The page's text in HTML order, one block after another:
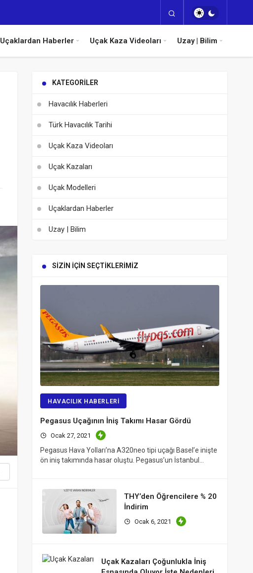
Uçaklardan Haberler Uçak Kaza Videoları Uzay | Bilim
KATEGORILER
Havacılık Haberleri
Türk Havacılık Tarihi
Uçak Kaza Videoları
Uçak Kazaları
Uçak Modelleri
Uçaklardan Haberler
Uzay | Bilim
SIZIN İÇIN SEÇTIKLERIMIZ
HAVACILIK HABERLERI
Pegasus Uçağının İniş Takımı Hasar Gördü
Ocak 27, 2021
Pegasus Hava Yolları’na A320neo tipi uçağı Basel’e inişte
ön iniş takımında hasar oluştu. Pegasus’un İstanbul…
THY’den Öğrencilere % 20
İndirim
Ocak 6, 2021
Uçak Kazaları Çoğunlukla İniş